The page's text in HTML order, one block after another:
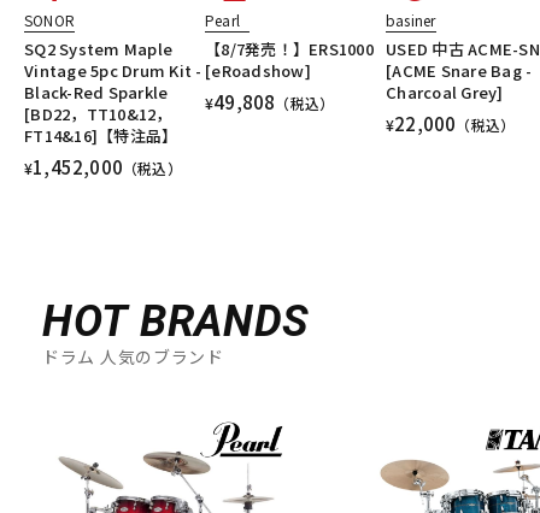
SONOR
SQ2 System Maple
Vintage 5pc Drum Kit -
Black-Red Sparkle
[BD22，TT10&12，
FT14&16]【特注品】
¥1,452,000 （税込）
Pearl
【8/7発売！】ERS1000
[eRoadshow]
¥49,808 （税込）
basiner
USED 中古 ACME-
[ACME Snare Bag -
Charcoal Grey]
¥22,000 （税込）
HOT BRANDS
ドラム 人気のブランド